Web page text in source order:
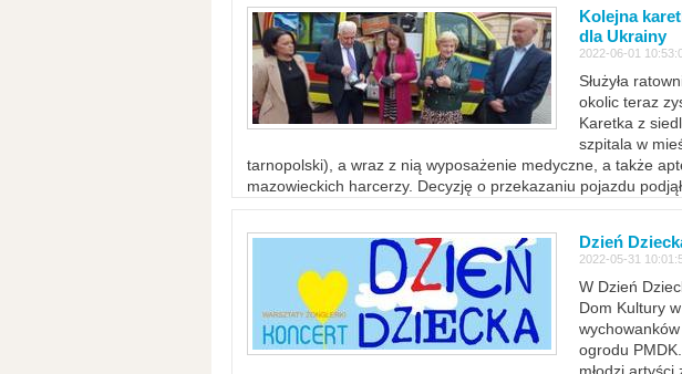
Kolejna
dla Ukrainy
2022-06-01
Służyła
okolic teraz
Karetka z
szpitala w
tarnopolski), a wraz z nią wyposażenie medyczne, a także
mazowieckich harcerzy. Decyzję o przekazaniu pojazdu
Dzień
2022-05-31
W Dzień
Dom Kultury
ogrodu